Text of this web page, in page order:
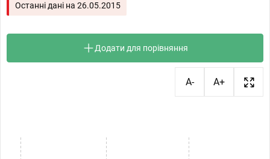
Останні дані на 26.05.2015
Додати для порівняння
A- A+